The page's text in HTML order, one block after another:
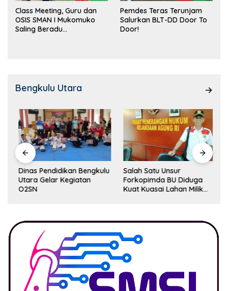
Class Meeting, Guru dan
OSIS SMAN I Mukomuko
Saling Beradu
Pemdes Teras Terunjam
Salurkan BLT-DD Door To
Door!
Bengkulu Utara
Dinas Pendidikan Bengkulu
Utara Gelar Kegiatan
O2SN
Salah Satu Unsur
Forkopimda BU Diduga
Kuat Kuasai Lahan Milik